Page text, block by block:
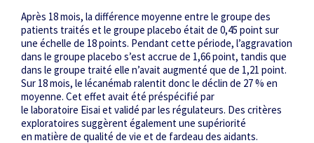
Après 18 mois, la différence moyenne entre le groupe des
patients traités et le groupe placebo était de 0,45 point sur
une échelle de 18 points. Pendant cette période, l’aggravation
dans le groupe placebo s’est accrue de 1,66 point, tandis que
dans le groupe traité elle n’avait augmenté que de 1,21 point.
Sur 18 mois, le lécanémab ralentit donc le déclin de 27 % en
moyenne. Cet effet avait été préspécifié par
le laboratoire Eisai et validé par les régulateurs. Des critères
exploratoires suggèrent également une supériorité
en matière de qualité de vie et de fardeau des aidants.